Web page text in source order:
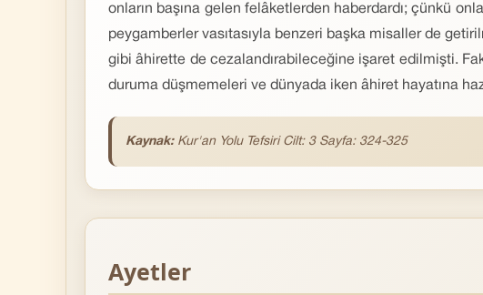
onların başına gelen felâketlerden haberdardı; çünkü
peygamberler vasıtasıyla benzeri başka misaller de
gibi âhirette de cezalandırabileceğine işaret edilmişti.
duruma düşmemeleri ve dünyada iken âhiret hayatına
Kaynak: Kur'an Yolu Tefsiri Cilt: 3 Sayfa: 324-325
Ayetler